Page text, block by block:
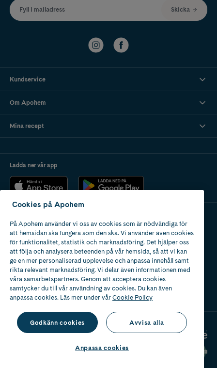
Fyll i mailadress Skicka
Kundservice
Om Apohem
Mina recept
Ladda ner vår app
Apotek med tillstånd
av Läkemedelsverket
Cookies på Apohem
På Apohem använder vi oss av cookies som är nödvändiga för
att hemsidan ska fungera som den ska. Vi använder även cookies
för funktionalitet, statistik och marknadsföring. Det hjälper oss
att följa och analysera beteenden på vår hemsida, så att vi kan
ge en mer personaliserad upplevelse och anpassa innehåll samt
rikta relevant marknadsföring. Vi delar även informationen med
våra samarbetspartners. Genom att acceptera cookies
samtycker du till vår användning av cookies. Du kan även
anpassa cookies. Läs mer under vårCookie Policy
Godkänn cookies Avvisa alla
Anpassa cookies